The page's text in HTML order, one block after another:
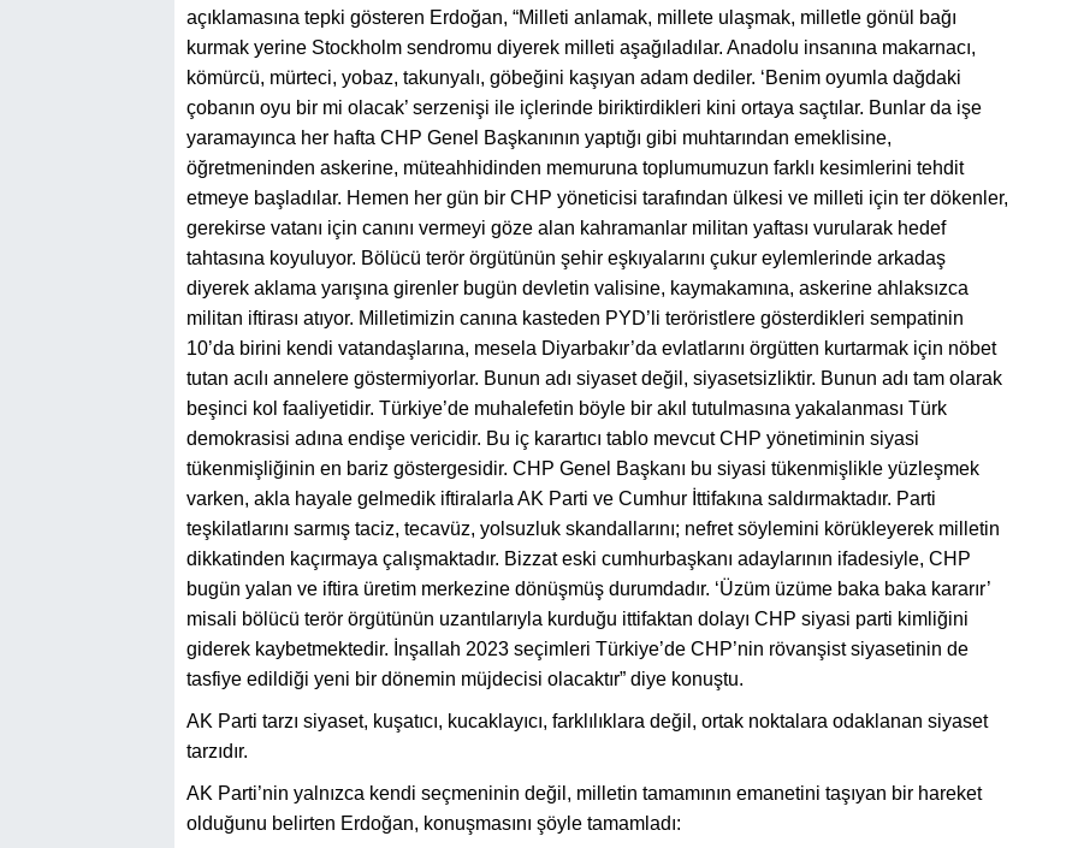
açıklamasına tepki gösteren Erdoğan, “Milleti anlamak, millete ulaşmak, milletle gönül bağı
kurmak yerine Stockholm sendromu diyerek milleti aşağıladılar. Anadolu insanına makarnacı,
kömürcü, mürteci, yobaz, takunyalı, göbeğini kaşıyan adam dediler. ‘Benim oyumla dağdaki
çobanın oyu bir mi olacak’ serzenişi ile içlerinde biriktirdikleri kini ortaya saçtılar. Bunlar da işe
yaramayınca her hafta CHP Genel Başkanının yaptığı gibi muhtarından emeklisine,
öğretmeninden askerine, müteahhidinden memuruna toplumumuzun farklı kesimlerini tehdit
etmeye başladılar. Hemen her gün bir CHP yöneticisi tarafından ülkesi ve milleti için ter dökenler,
gerekirse vatanı için canını vermeyi göze alan kahramanlar militan yaftası vurularak hedef
tahtasına koyuluyor. Bölücü terör örgütünün şehir eşkıyalarını çukur eylemlerinde arkadaş
diyerek aklama yarışına girenler bugün devletin valisine, kaymakamına, askerine ahlaksızca
militan iftirası atıyor. Milletimizin canına kasteden PYD’li teröristlere gösterdikleri sempatinin
10’da birini kendi vatandaşlarına, mesela Diyarbakır’da evlatlarını örgütten kurtarmak için nöbet
tutan acılı annelere göstermiyorlar. Bunun adı siyaset değil, siyasetsizliktir. Bunun adı tam olarak
beşinci kol faaliyetidir. Türkiye’de muhalefetin böyle bir akıl tutulmasına yakalanması Türk
demokrasisi adına endişe vericidir. Bu iç karartıcı tablo mevcut CHP yönetiminin siyasi
tükenmişliğinin en bariz göstergesidir. CHP Genel Başkanı bu siyasi tükenmişlikle yüzleşmek
varken, akla hayale gelmedik iftiralarla AK Parti ve Cumhur İttifakına saldırmaktadır. Parti
teşkilatlarını sarmış taciz, tecavüz, yolsuzluk skandallarını; nefret söylemini körükleyerek milletin
dikkatinden kaçırmaya çalışmaktadır. Bizzat eski cumhurbaşkanı adaylarının ifadesiyle, CHP
bugün yalan ve iftira üretim merkezine dönüşmüş durumdadır. ‘Üzüm üzüme baka baka kararır’
misali bölücü terör örgütünün uzantılarıyla kurduğu ittifaktan dolayı CHP siyasi parti kimliğini
giderek kaybetmektedir. İnşallah 2023 seçimleri Türkiye’de CHP’nin rövanşist siyasetinin de
tasfiye edildiği yeni bir dönemin müjdecisi olacaktır” diye konuştu.
AK Parti tarzı siyaset, kuşatıcı, kucaklayıcı, farklılıklara değil, ortak noktalara odaklanan siyaset
tarzıdır.
AK Parti’nin yalnızca kendi seçmeninin değil, milletin tamamının emanetini taşıyan bir hareket
olduğunu belirten Erdoğan, konuşmasını şöyle tamamladı: